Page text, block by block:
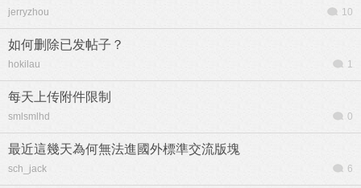
jerryzhou 10
如何删除已发帖子？
hokilau 1
每天上传附件限制
smlsmlhd 0
最近這幾天為何無法進國外標準交流版塊
sch_jack 6